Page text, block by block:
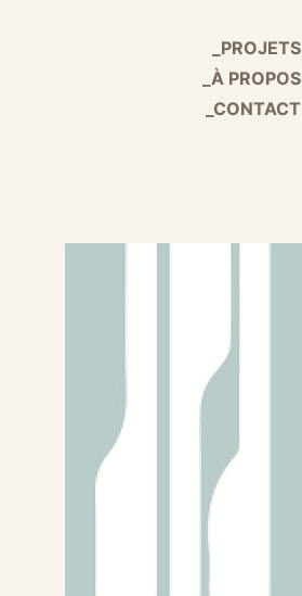
_PROJETS
_À PROPOS
_CONTACT